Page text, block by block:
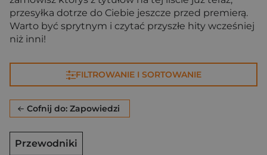
przesyłka dotrze do Ciebie jeszcze przed premierą.
Warto być sprytnym i czytać przyszłe hity wcześniej
niż inni!
FILTROWANIE I SORTOWANIE
Cofnij do: Zapowiedzi
Przewodniki